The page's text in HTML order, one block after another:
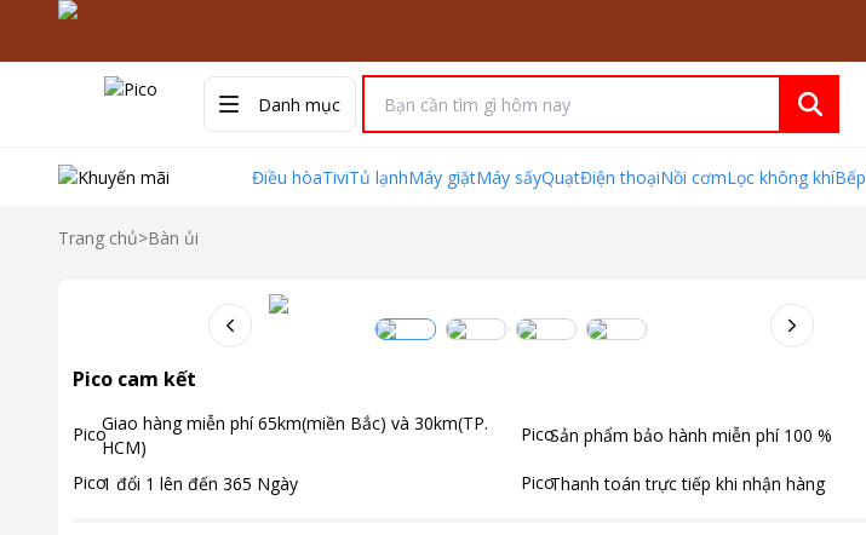
Danh mục
Điều hòaTiviTủ lạnhMáy giặtMáy sấyQuạtĐiện thoạiNồi cơmLọc không khíBếp
Trang chủ>Bàn ủi
Pico cam kết
Giao hàng miễn phí 65km(miền Bắc) và 30km(TP.
HCM)
Sản phẩm bảo hành miễn phí 100 %
1 đổi 1 lên đến 365 Ngày Thanh toán trực tiếp khi nhận hàng